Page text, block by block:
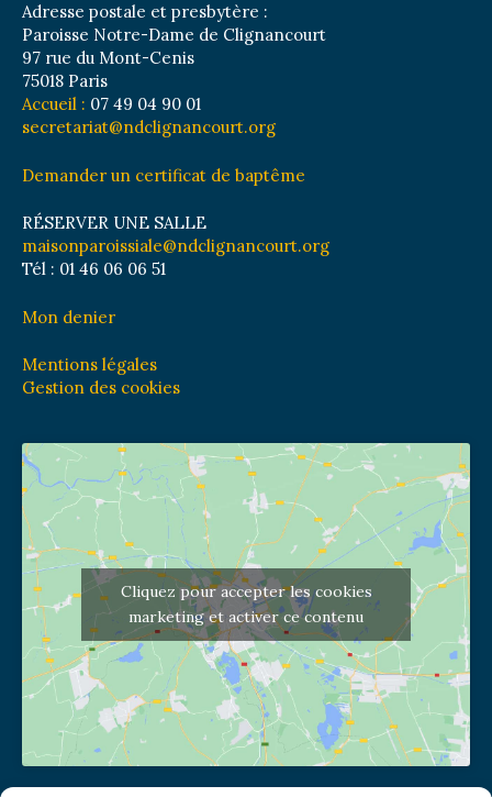
Adresse postale et presbytère :
Paroisse Notre-Dame de Clignancourt
97 rue du Mont-Cenis
75018 Paris
Accueil : 07 49 04 90 01
secretariat@ndclignancourt.org
Demander un certificat de baptême
RÉSERVER UNE SALLE
maisonparoissiale@ndclignancourt.org
Tél : 01 46 06 06 51
Mon denier
Mentions légales
Gestion des cookies
Cliquez pour accepter les cookies
marketing et activer ce contenu